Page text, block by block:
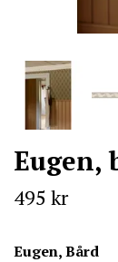
Eugen,
495 kr
Eugen, Bård